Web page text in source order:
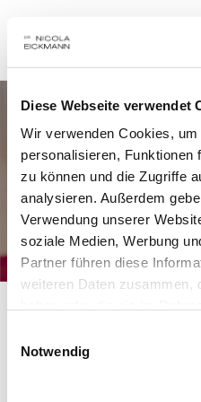
Diese Webseite verwendet
Wir verwenden Cookies,
personalisieren, Funktionen
zu können und die Zugriffe
analysieren. Außerdem
Verwendung unserer
soziale Medien, Werbung
Partner führen diese
weiteren Daten zusammen,
Notwendig
Hochwertiger
Zahnersatz